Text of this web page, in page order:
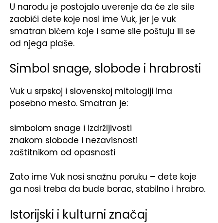
U narodu je postojalo uverenje da će zle sile
zaobići dete koje nosi ime Vuk, jer je vuk
smatran bićem koje i same sile poštuju ili se
od njega plaše.
Simbol snage, slobode i hrabrosti
Vuk u srpskoj i slovenskoj mitologiji ima
posebno mesto. Smatran je:
simbolom snage i izdržljivosti
znakom slobode i nezavisnosti
zaštitnikom od opasnosti
Zato ime Vuk nosi snažnu poruku – dete koje
ga nosi treba da bude borac, stabilno i hrabro.
Istorijski i kulturni značaj